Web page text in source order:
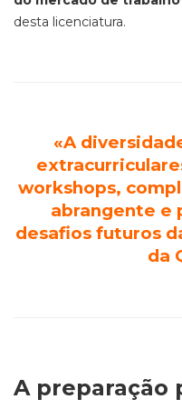
desta licenciatura.
«A
workshops,
abrangente e
desafios futuros
da
A preparação